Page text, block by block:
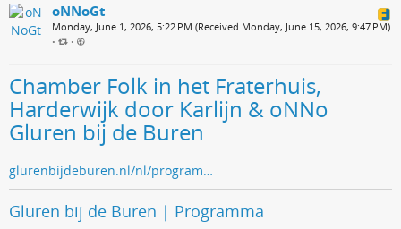
oNNoGt
Monday, June 1, 2026, 5:22 PM (Received Monday, June 15, 2026, 9:47 PM)
• •
Chamber Folk in het Fraterhuis,
Harderwijk door Karlijn & oNNo
Gluren bij de Buren
glurenbijdeburen.nl/nl/program…
Gluren bij de Buren | Programma